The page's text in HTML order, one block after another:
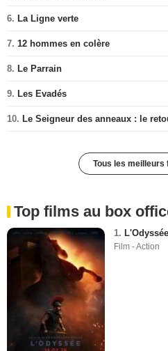
6. La Ligne verte
7. 12 hommes en colère
8. Le Parrain
9. Les Evadés
10. Le Seigneur des anneaux : le
Tous les meilleurs
Top films au box
1. L'Odyssée
Film - Action